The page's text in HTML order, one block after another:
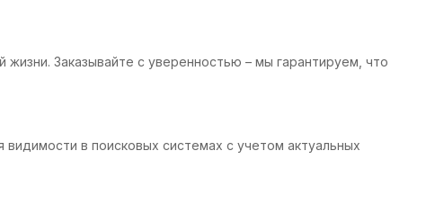
Заказывайте с уверенностью – мы гарантируем, что
в поисковых системах с учетом актуальных